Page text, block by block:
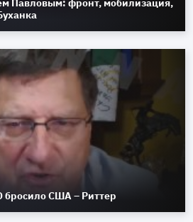
Павловым: фронт, мобилизация,
бросило США – Риттер